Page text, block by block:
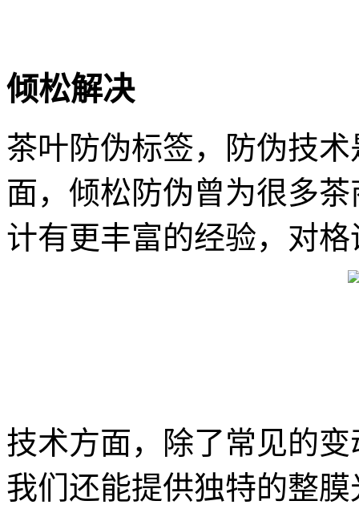
倾松解决
茶叶防伪标签，防伪技
面，倾松防伪曾为很多
计有更丰富的经验，对
技术方面，除了常见的
我们还能提供独特的整